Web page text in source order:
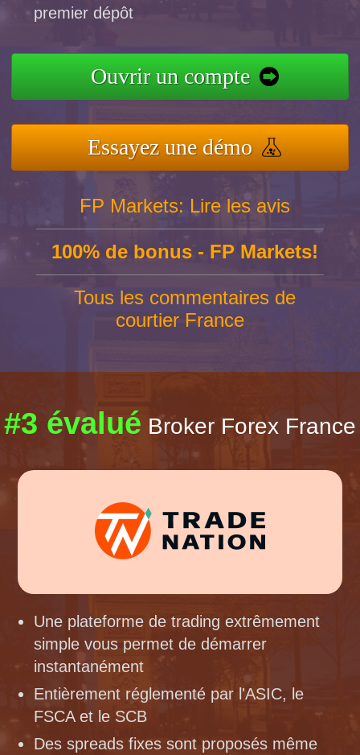
premier dépôt
Ouvrir un compte
Essayez une démo
FP Markets: Lire les avis
100% de bonus - FP Markets!
Tous les commentaires de
courtier France
#3 évalué Broker Forex France
Une plateforme de trading extrêmement
simple vous permet de démarrer
instantanément
Entièrement réglementé par l'ASIC, le
FSCA et le SCB
Des spreads fixes sont proposés même